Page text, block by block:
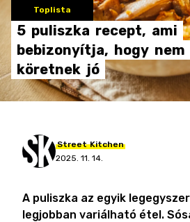
Toplista
5 puliszka recept, ami
bebizonyítja, hogy nem
köretnek jó
Street Kitchen
2025. 11. 14.
A puliszka az egyik
legjobban variálható étel.